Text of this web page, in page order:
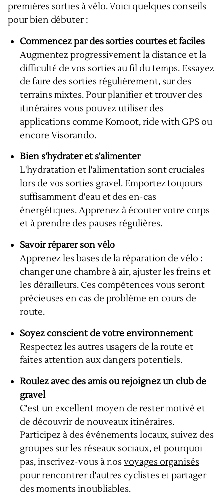
premières sorties à vélo. Voici quelques conseils
pour bien débuter :
Commencez par des sorties courtes et faciles
Augmentez progressivement la distance et la
difficulté de vos sorties au fil du temps. Essayez
de faire des sorties régulièrement, sur des
terrains mixtes. Pour planifier et trouver des
itinéraires vous pouvez utiliser des
applications comme Komoot,ride with GPS ou
encore Visorando.
Bien s'hydrater et s'alimenter
L'hydratation et l'alimentation sont cruciales
lors de vos sorties gravel. Emportez toujours
suffisamment d'eau et des en-cas
énergétiques. Apprenez à écouter votre corps
et à prendre des pauses régulières.
Savoir réparer son vélo
Apprenez les bases de la réparation de vélo :
changer une chambre à air, ajuster les freins et
les dérailleurs. Ces compétences vous seront
précieuses en cas de problème en cours de
route.
Soyez conscient de votre environnement
Respectez les autres usagers de la route et
faites attention aux dangers potentiels.
Roulez avec des amis ou rejoignez un club de
gravel
C'est un excellent moyen de rester motivé et
de découvrir de nouveaux itinéraires.
Participez à des événements locaux, suivez des
groupes sur les réseaux sociaux, et pourquoi
pas, inscrivez-vous à nos voyages organisés
pour rencontrer d'autres cyclistes et partager
des moments inoubliables.